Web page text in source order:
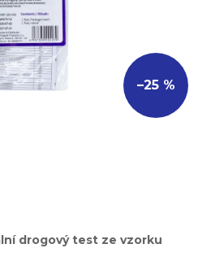
–25 %
drogový test ze vzorku